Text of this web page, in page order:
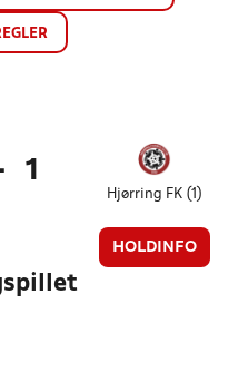
1
Hjørring FK (1)
HOLDINFO